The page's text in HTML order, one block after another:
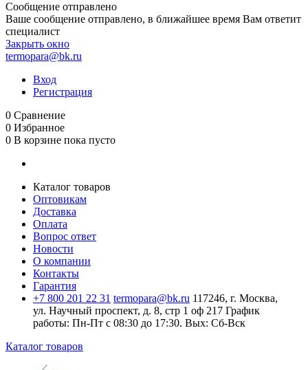
Сообщение отправлено
Ваше сообщение отправлено, в ближайшее время Вам ответит
специалист
Закрыть окно
termopara@bk.ru
Вход
Регистрация
0 Сравнение
0 Избранное
0 В корзине пока пусто
Каталог товаров
Оптовикам
Доставка
Оплата
Вопрос ответ
Новости
О компании
Контакты
Гарантия
+7 800 201 22 31 termopara@bk.ru 117246, г. Москва,
ул. Научный проспект, д. 8, стр 1 оф 217 График
работы: Пн‑Пт с 08:30 до 17:30. Вых: Сб‑Вск
Каталог товаров